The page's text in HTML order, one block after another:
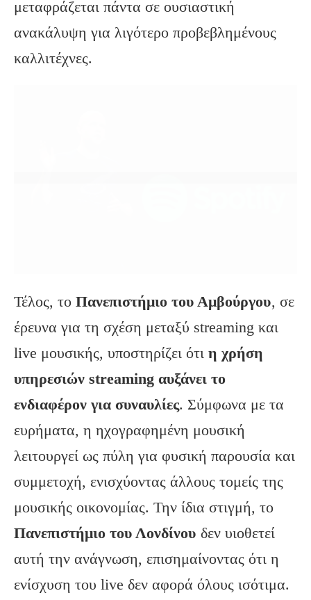
μεταφράζεται πάντα σε ουσιαστική
ανακάλυψη για λιγότερο προβεβλημένους
καλλιτέχνες.
Τέλος, το Πανεπιστήμιο του Αμβούργου, σε
έρευνα για τη σχέση μεταξύ streaming και
live μουσικής, υποστηρίζει ότι η χρήση
υπηρεσιών streaming αυξάνει το
ενδιαφέρον για συναυλίες. Σύμφωνα με τα
ευρήματα, η ηχογραφημένη μουσική
λειτουργεί ως πύλη για φυσική παρουσία και
συμμετοχή, ενισχύοντας άλλους τομείς της
μουσικής οικονομίας. Την ίδια στιγμή, το
Πανεπιστήμιο του Λονδίνου δεν υιοθετεί
αυτή την ανάγνωση, επισημαίνοντας ότι η
ενίσχυση του live δεν αφορά όλους ισότιμα.